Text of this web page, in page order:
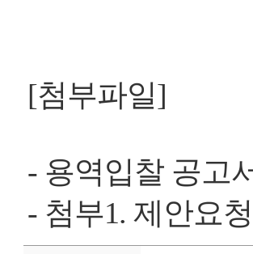
[첨부파일]
- 용역입찰 공고
- 첨부1. 제안요